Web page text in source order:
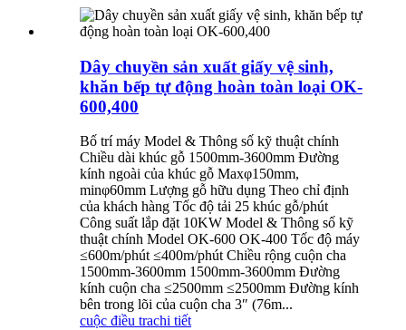
Dây chuyền sản xuất giấy vệ sinh,
khăn bếp tự động hoàn toàn loại OK-
600,400
Bố trí máy Model & Thông số kỹ thuật chính
Chiều dài khúc gỗ 1500mm-3600mm Đường
kính ngoài của khúc gỗ Maxφ150mm,
minφ60mm Lượng gỗ hữu dụng Theo chỉ định
của khách hàng Tốc độ tải 25 khúc gỗ/phút
Công suất lắp đặt 10KW Model & Thông số kỹ
thuật chính Model OK-600 OK-400 Tốc độ máy
≤600m/phút ≤400m/phút Chiều rộng cuộn cha
1500mm-3600mm 1500mm-3600mm Đường
kính cuộn cha ≤2500mm ≤2500mm Đường kính
bên trong lõi của cuộn cha 3″ (76m...
cuộc điều trachi tiết